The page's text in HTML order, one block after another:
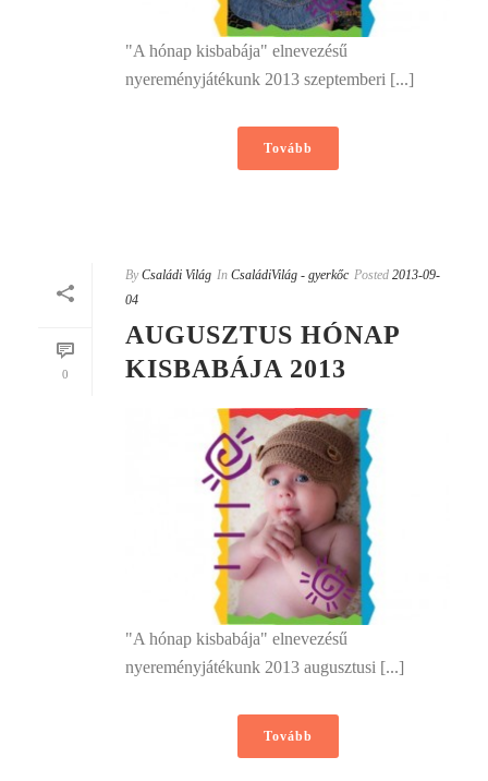
"A hónap kisbabája" elnevezésű
nyereményjátékunk 2013 szeptemberi [...]
Tovább
0
By Családi Világ In CsaládiVilág - gyerkőc Posted 2013-09-
04
AUGUSZTUS HÓNAP
KISBABÁJA 2013
"A hónap kisbabája" elnevezésű
nyereményjátékunk 2013 augusztusi [...]
Tovább